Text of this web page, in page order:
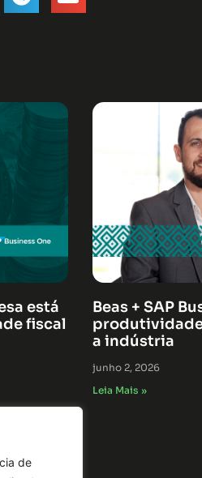
de
está
fiscal
Beas + SAP
a indústria
junho 2, 2026
Leia Mais »